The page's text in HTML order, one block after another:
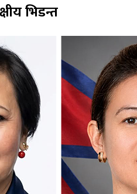
भिडन्त